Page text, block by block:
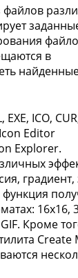
файлов
в
ICO,
Editor
Explorer.
градиент,
16x16,
Кроме
Create